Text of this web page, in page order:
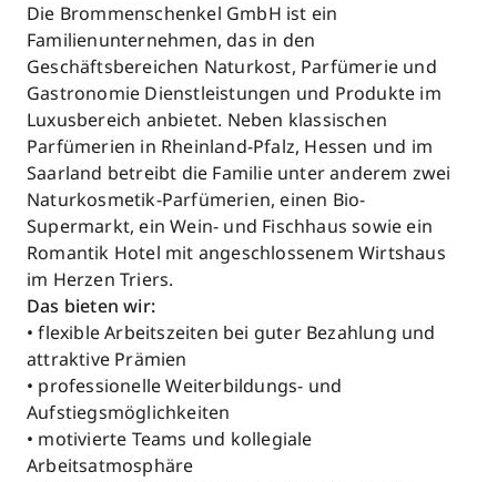
Die Brommenschenkel GmbH ist ein
Familienunternehmen, das in den
Geschäftsbereichen Naturkost, Parfümerie und
Gastronomie Dienstleistungen und Produkte im
Luxusbereich anbietet. Neben klassischen
Parfümerien in Rheinland-Pfalz, Hessen und im
Saarland betreibt die Familie unter anderem zwei
Naturkosmetik-Parfümerien, einen Bio-
Supermarkt, ein Wein- und Fischhaus sowie ein
Romantik Hotel mit angeschlossenem Wirtshaus
im Herzen Triers.
Das bieten wir:
• flexible Arbeitszeiten bei guter Bezahlung und
attraktive Prämien
• professionelle Weiterbildungs- und
Aufstiegsmöglichkeiten
• motivierte Teams und kollegiale
Arbeitsatmosphäre